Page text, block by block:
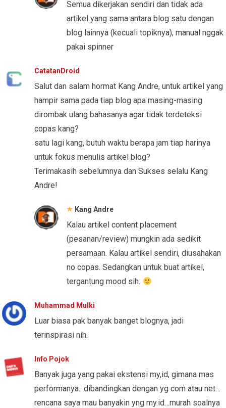
Semua dikerjakan sendiri dan tidak ada
artikel yang sama antara blog satu dengan
blog lainnya (kecuali topiknya), manual nggak
pakai spinner
CatatanDroid
Salut dan salam hormat Kang Andre, untuk artikel yang
hampir sama pada tiap blog apa masing-masing
dirombak ulang bahasanya agar tidak terdeteksi
copas kang?
satu lagi kang, butuh waktu berapa jam tiap harinya
untuk fokus menulis artikel blog?
Terimakasih sebelumnya dan Sukses selalu Kang
Andre!
Kang Andre
Kalau artikel content placement
(pesanan/review) mungkin ada sedikit
persamaan. Kalau artikel sendiri, diusahakan
no copas. Sedangkan untuk buat artikel,
tergantung mood sih.
Muhammad Mulki
Luar biasa pak banyak banget blognya, jadi
terinspirasi nih.
Info Pojok
Banyak juga yang pakai ekstensi my,id, gimana mas
performanya.. dibandingkan dengan yg com atau net…
rencana saya mau banyakin yng my.id…murah soalnya